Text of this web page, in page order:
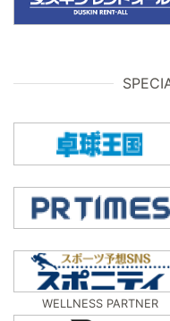
WELLNESS PARTNER